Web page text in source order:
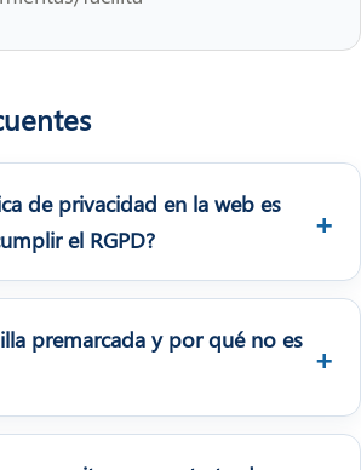
de privacidad en la web es
el RGPD?
premarcada y por qué no es